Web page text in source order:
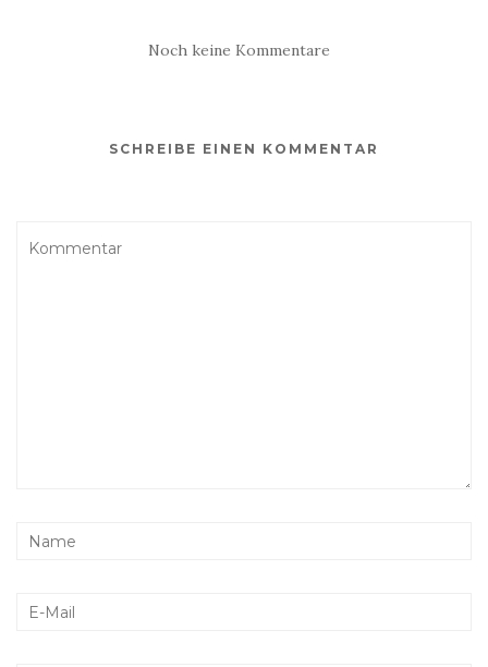
Noch keine Kommentare
SCHREIBE EINEN KOMMENTAR